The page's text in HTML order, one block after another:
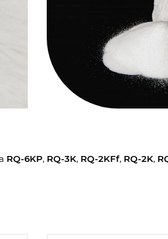
RQ-6KP, RQ-3K, RQ-2KFf, RQ-2K,